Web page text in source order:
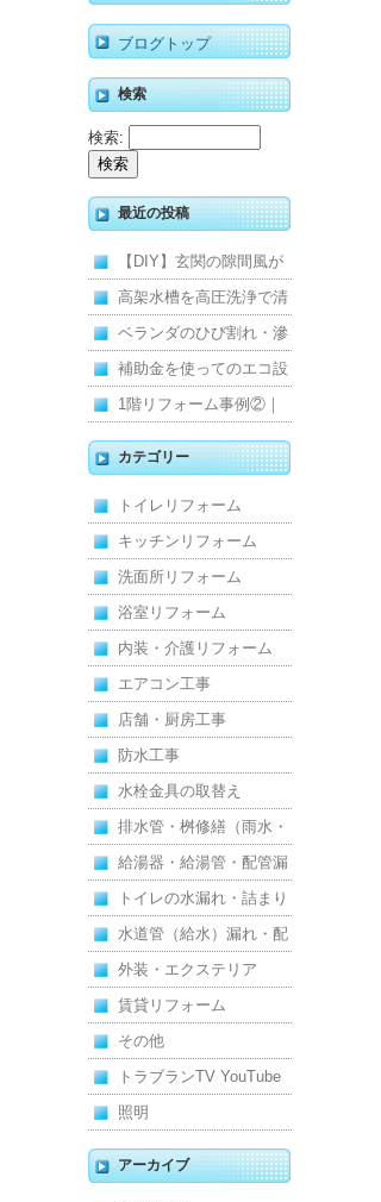
ブログトップ
検索
検索:
最近の投稿
【DIY】玄関の隙間風が
寒くて断熱ドアに交換し
ました
高架水槽を高圧洗浄で清
掃！衛生的な給水環境を
維持｜施工事例
ベランダのひび割れ・滲
みを解消！賃貸マンショ
ン防水工事
補助金を使ってのエコ設
備住宅リフォーム
1階リフォーム事例②｜
キッチン・床・収納を一
新し、扉新設で動線を整
えた全面改修
カテゴリー
トイレリフォーム
キッチンリフォーム
洗面所リフォーム
浴室リフォーム
内装・介護リフォーム
エアコン工事
店舗・厨房工事
防水工事
水栓金具の取替え
排水管・桝修繕（雨水・
汚水）
給湯器・給湯管・配管漏
れ
トイレの水漏れ・詰まり
水道管（給水）漏れ・配
管
外装・エクステリア
賃貸リフォーム
その他
トラブランTV YouTube
照明
アーカイブ